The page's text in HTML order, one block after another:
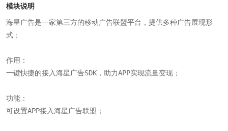
模块说明
海星广告是一家第三方的移动广告联盟平台，提供多种广告展现形
式；
作用：
一键快捷的接入海星广告SDK，助力APP实现流量变现；
功能：
可设置APP接入海星广告联盟；